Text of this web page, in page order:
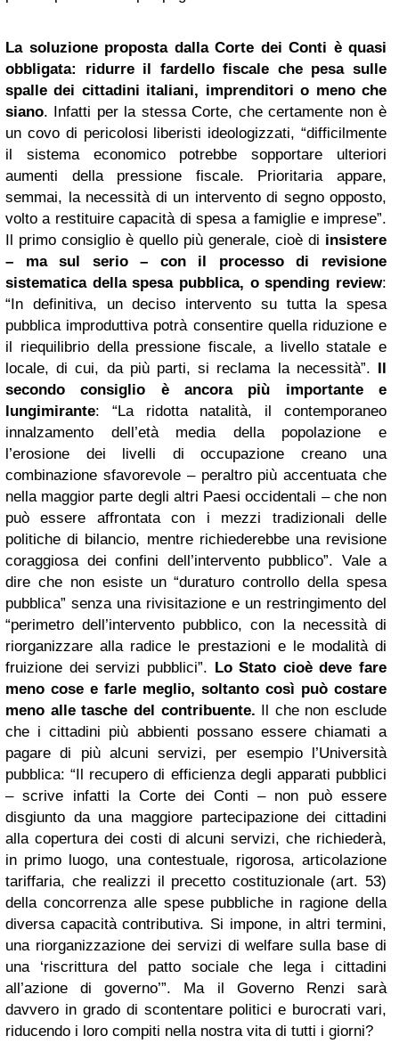
La soluzione proposta dalla Corte dei Conti è quasi
obbligata: ridurre il fardello fiscale che pesa sulle
spalle dei cittadini italiani, imprenditori o meno che
siano. Infatti per la stessa Corte, che certamente non è
un covo di pericolosi liberisti ideologizzati, “difficilmente
il sistema economico potrebbe sopportare ulteriori
aumenti della pressione fiscale. Prioritaria appare,
semmai, la necessità di un intervento di segno opposto,
volto a restituire capacità di spesa a famiglie e imprese”.
Il primo consiglio è quello più generale, cioè di insistere
– ma sul serio – con il processo di revisione
sistematica della spesa pubblica, o spending review:
“In definitiva, un deciso intervento su tutta la spesa
pubblica improduttiva potrà consentire quella riduzione e
il riequilibrio della pressione fiscale, a livello statale e
locale, di cui, da più parti, si reclama la necessità”. Il
secondo consiglio è ancora più importante e
lungimirante: “La ridotta natalità, il contemporaneo
innalzamento dell’età media della popolazione e
l’erosione dei livelli di occupazione creano una
combinazione sfavorevole – peraltro più accentuata che
nella maggior parte degli altri Paesi occidentali – che non
può essere affrontata con i mezzi tradizionali delle
politiche di bilancio, mentre richiederebbe una revisione
coraggiosa dei confini dell’intervento pubblico”. Vale a
dire che non esiste un “duraturo controllo della spesa
pubblica” senza una rivisitazione e un restringimento del
“perimetro dell’intervento pubblico, con la necessità di
riorganizzare alla radice le prestazioni e le modalità di
fruizione dei servizi pubblici”. Lo Stato cioè deve fare
meno cose e farle meglio, soltanto così può costare
meno alle tasche del contribuente. Il che non esclude
che i cittadini più abbienti possano essere chiamati a
pagare di più alcuni servizi, per esempio l’Università
pubblica: “Il recupero di efficienza degli apparati pubblici
– scrive infatti la Corte dei Conti – non può essere
disgiunto da una maggiore partecipazione dei cittadini
alla copertura dei costi di alcuni servizi, che richiederà,
in primo luogo, una contestuale, rigorosa, articolazione
tariffaria, che realizzi il precetto costituzionale (art. 53)
della concorrenza alle spese pubbliche in ragione della
diversa capacità contributiva. Si impone, in altri termini,
una riorganizzazione dei servizi di welfare sulla base di
una ‘riscrittura del patto sociale che lega i cittadini
all’azione di governo’”. Ma il Governo Renzi sarà
davvero in grado di scontentare politici e burocrati vari,
riducendo i loro compiti nella nostra vita di tutti i giorni?